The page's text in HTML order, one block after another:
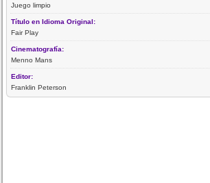
Juego limpio
Título en Idioma Original:
Fair Play
Cinematografía:
Menno Mans
Editor:
Franklin Peterson